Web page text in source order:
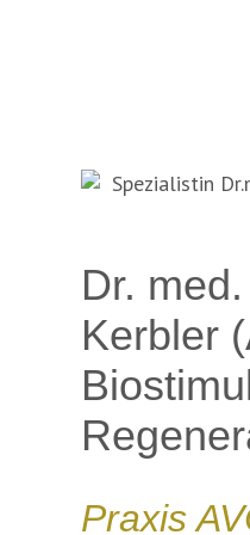
Dr.
Kerbler
Praxis